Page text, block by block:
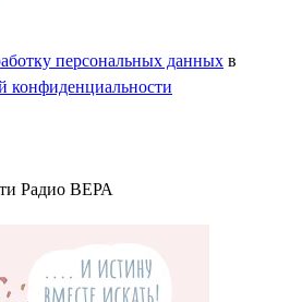
персональных данных в
конфиденциальности
Радио ВЕРА